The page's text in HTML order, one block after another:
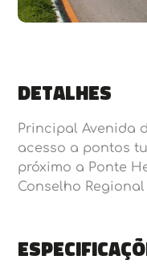
Detalhes
Principal Avenida
acesso a pontos
próximo a Ponte
Conselho